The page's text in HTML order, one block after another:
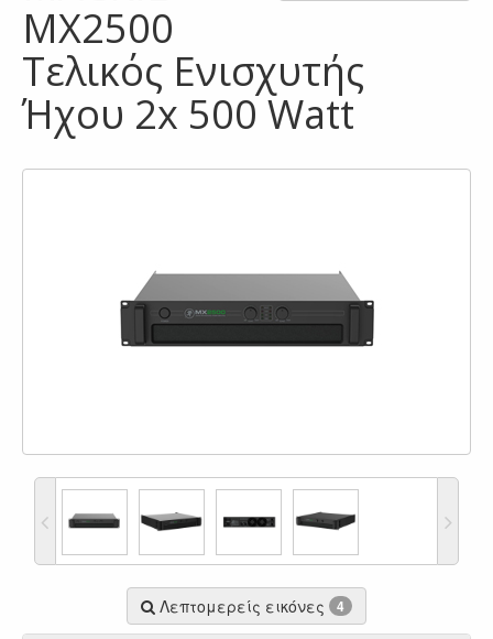
MX2500
Τελικός Ενισχυτής
Ήχου 2x 500 Watt
Λεπτομερείς εικόνες 4